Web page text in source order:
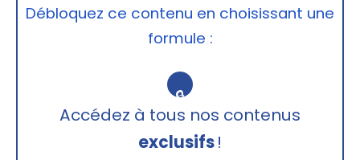
Débloquez ce contenu en choisissant une
formule :
🔒
Accédez à tous nos contenus
exclusifs!